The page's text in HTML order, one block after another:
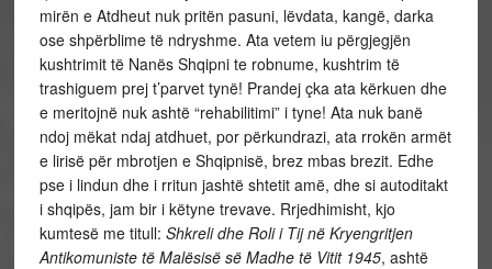
mirën e Atdheut nuk pritën pasuni, lëvdata, kangë, darka
ose shpërblime të ndryshme. Ata vetem iu përgjegjën
kushtrimit të Nanës Shqipni te robnume, kushtrim të
trashiguem prej t’parvet tynë! Prandej çka ata kërkuen dhe
e meritojnë nuk ashtë “rehabilitimi” i tyne! Ata nuk banë
ndoj mëkat ndaj atdhuet, por përkundrazi, ata rrokën armët
e lirisë për mbrotjen e Shqipnisë, brez mbas brezit. Edhe
pse i lindun dhe i rritun jashtë shtetit amë, dhe si autoditakt
i shqipës, jam bir i këtyne trevave. Rrjedhimisht, kjo
kumtesë me titull: Shkreli dhe Roli i Tij në Kryengritjen
Antikomuniste të Malësisë së Madhe të Vitit 1945, ashtë